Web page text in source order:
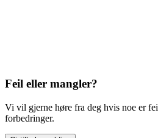
Feil eller mangler?
Vi vil gjerne høre fra deg hvis noe er
forbedringer.